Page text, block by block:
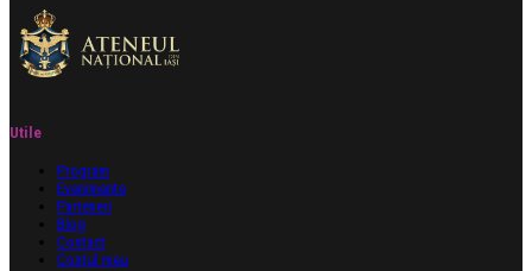
Utile
Program
Evenimente
Parteneri
Blog
Contact
Contul meu